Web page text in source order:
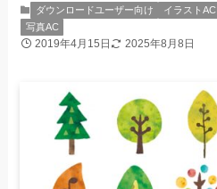
ダウンロードユーザー向け イラストAC
写真AC
2019年4月15日 2025年8月8日